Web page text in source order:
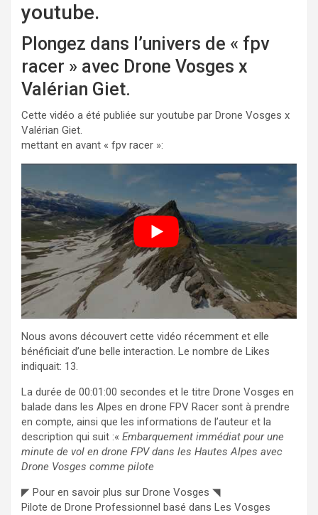
youtube.
Plongez dans l’univers de « fpv
racer » avec Drone Vosges x
Valérian Giet.
Cette vidéo a été publiée sur youtube par Drone Vosges x
Valérian Giet.
mettant en avant « fpv racer »:
Nous avons découvert cette vidéo récemment et elle
bénéficiait d’une belle interaction. Le nombre de Likes
indiquait: 13.
La durée de 00:01:00 secondes et le titre Drone Vosges en
balade dans les Alpes en drone FPV Racer sont à prendre
en compte, ainsi que les informations de l’auteur et la
description qui suit :« Embarquement immédiat pour une
minute de vol en drone FPV dans les Hautes Alpes avec
Drone Vosges comme pilote
◤ Pour en savoir plus sur Drone Vosges ◥
Pilote de Drone Professionnel basé dans Les Vosges